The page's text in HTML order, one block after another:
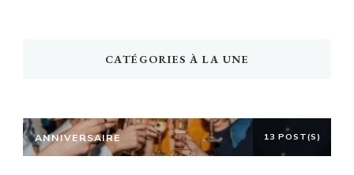
CATÉGORIES À LA UNE
ANNIVERSAIRE 13 POST(S)